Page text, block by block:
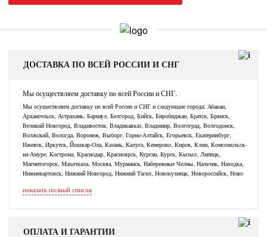
ДОСТАВКА ПО ВСЕЙ РОССИИ И СНГ
Мы осуществляем доставку по всей России и СНГ.
Мы осуществляем доставку по всей России и СНГ и следующие города: Абакан,
Архангельск, Астрахань, Барнаул, Белгород, Бийск, Биробиджан, Братск, Брянск,
Великий Новгород, Владивосток, Владикавказ, Владимир, Волгоград, Волгодонск,
Волжский, Вологда, Воронеж, Выборг, Горно-Алтайск, Егорьевск, Екатеринбург,
Ижевск, Иркутск, Йошкар-Ола, Казань, Калуга, Кемерово, Киров, Клин, Комсомольск-
на-Амуре, Кострома, Краснодар, Красноярск, Курган, Курск, Кызыл, Липецк,
Магнитогорск, Махачкала, Москва, Мурманск, Набережные Челны, Нальчик, Находка,
Нижневартовск, Нижний Новгород, Нижний Тагил, Новокузнецк, Новороссийск, Ново
показать полный список
ОПЛАТА И ГАРАНТИИ